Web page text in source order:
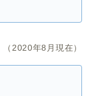
（2020年8月現在）